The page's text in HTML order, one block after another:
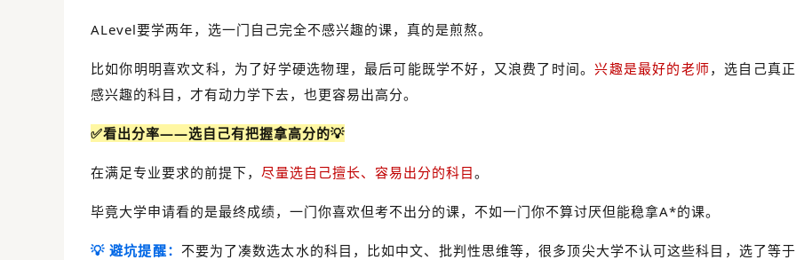
ALevel要学两年，选一门自己完全不感兴趣的课，真的是煎熬。
比如你明明喜欢文科，为了好学硬选物理，最后可能既学不好，又浪费了时间。兴趣是最好的老师，选自己真正
感兴趣的科目，才有动力学下去，也更容易出高分。
✅看出分率——选自己有把握拿高分的💡
在满足专业要求的前提下， 尽量选自己擅长、容易出分的科目。
毕竟大学申请看的是最终成绩，一门你喜欢但考不出分的课，不如一门你不算讨厌但能稳拿A*的课。
💡 避坑提醒： 不要为了凑数选太水的科目，比如中文、批判性思维等，很多顶尖大学不认可这些科目，选了等于